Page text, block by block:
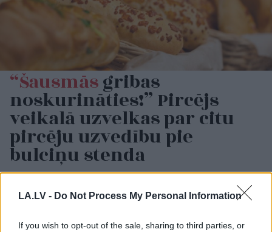
LA.LV - Do Not Process My Personal Information
If you wish to opt-out of the sale, sharing to third parties, or
“Šausmāsgribas
noskurināties!” Pircējs
veikalā uzvelkas par citu
pircēju uzvedību pie
bulciņu stenda